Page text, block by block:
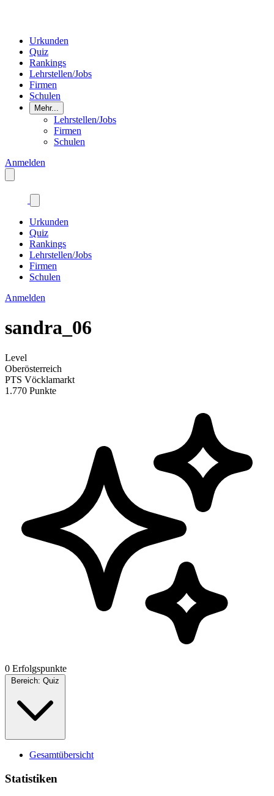
Urkunden
Quiz
Rankings
Lehrstellen/Jobs
Firmen
Schulen
Mehr...
Lehrstellen/Jobs
Firmen
Schulen
Anmelden
Urkunden
Quiz
Rankings
Lehrstellen/Jobs
Firmen
Schulen
Anmelden
sandra_06
Level
Oberösterreich
PTS Vöcklamarkt
1.770 Punkte
0 Erfolgspunkte
Bereich: Quiz
Gesamtübersicht
Statistiken